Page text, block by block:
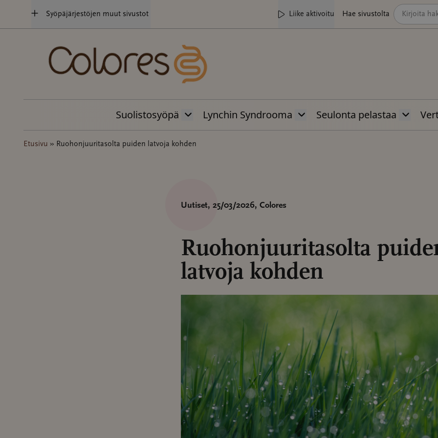
sisältöön
Syöpäjärjestöjen muut sivustot Liike aktivoitu Hae sivustolta
Suolistosyöpä Lynchin Syndrooma Seulonta pelastaa
Etusivu » Ruohonjuuritasolta puiden latvoja kohden
Uutiset, 25/03/2026, Colores
Ruohonjuuritasolta
latvoja kohden